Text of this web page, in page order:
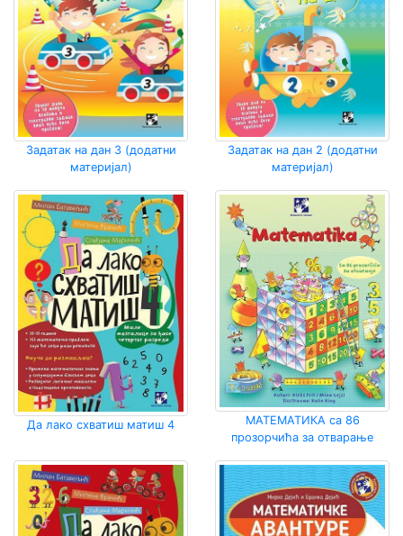
Задатак на дан 3 (додатни
материјал)
Задатак на дан 2 (додатни
материјал)
Да лако схватиш матиш 4
МАТЕМАТИКА са 86
прозорчића за отварање